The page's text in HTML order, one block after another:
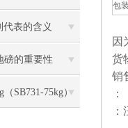
代表的含义
磅的重要性
SB731-75kg）
包装
因
货
销
：